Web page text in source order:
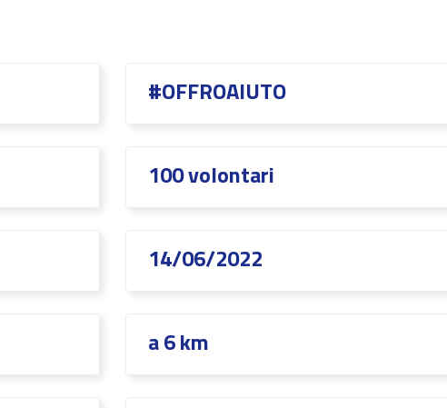
#OFFROAIUTO
100 volontari
14/06/2022
a 6 km